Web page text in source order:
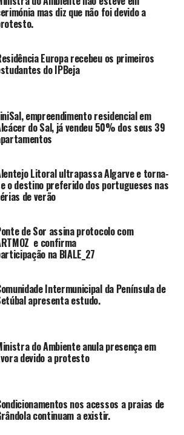
mas diz que não foi devido a
Europa recebeu os primeiros
do IPBeja
empreendimento residencial em
do Sal, já vendeu 50% dos seus 39
Litoral ultrapassa Algarve e torna-
o destino preferido dos portugueses nas
de verão
de Sor assina protocolo com
e confirma
na BIALE_27
Intermunicipal da Península de
apresenta estudo.
do Ambiente anula presença em
devido a protesto
nos acessos a praias de
continuam a existir.